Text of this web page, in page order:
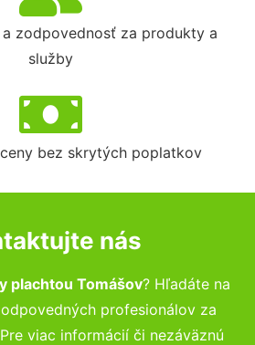
zodpovednosť za produkty a
služby
bez skrytých poplatkov
nás
plachtou Tomášov? Hľadáte na
profesionálov za
viac informácií či nezáväznú